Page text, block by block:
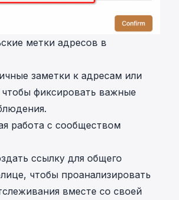
метки адресов в
заметки к адресам или
фиксировать важные
работа с сообществом
ссылку для общего
чтобы проанализировать
вместе со своей